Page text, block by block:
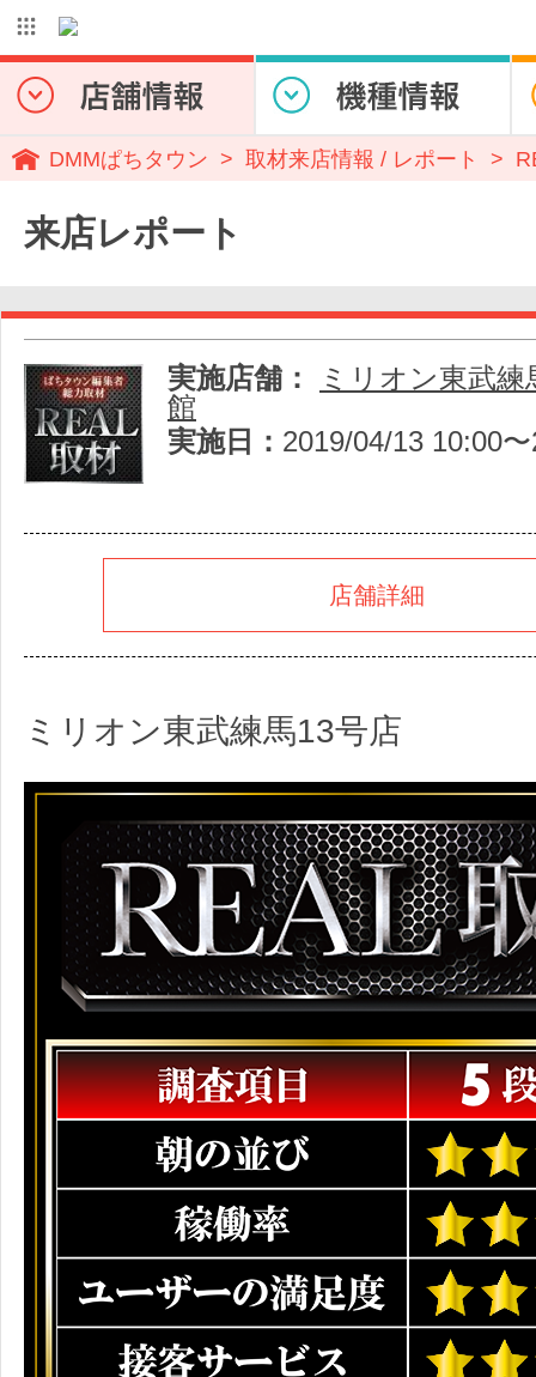
DMMぱちタウン 取材来店情報 / レポート
来店レポート
実施店舗：
ミリオン東武
館
実施日： 2019/04/13 10:00
店舗詳細
ミリオン東武練馬13号店